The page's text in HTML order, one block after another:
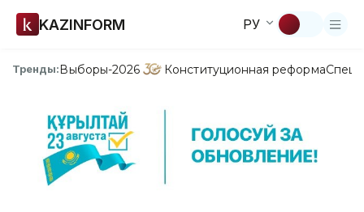
KAZINFORM РУ
Тренды:Выборы-2026 Конституционная реформа